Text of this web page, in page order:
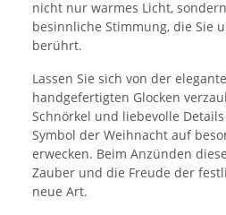
nicht nur warmes Licht,
besinnliche Stimmung, die Sie
berührt.
Lassen Sie sich von der
handgefertigten Glocken
Schnörkel und liebevolle
Symbol der Weihnacht auf
erwecken. Beim Anzünden
Zauber und die Freude der
neue Art.